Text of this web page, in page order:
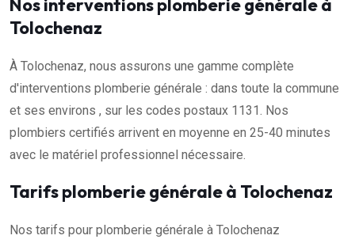
Nos interventions plomberie générale à
Tolochenaz
À Tolochenaz, nous assurons une gamme complète
d'interventions plomberie générale : dans toute la commune
et ses environs , sur les codes postaux 1131. Nos
plombiers certifiés arrivent en moyenne en 25-40 minutes
avec le matériel professionnel nécessaire.
Tarifs plomberie générale à Tolochenaz
Nos tarifs pour plomberie générale à Tolochenaz